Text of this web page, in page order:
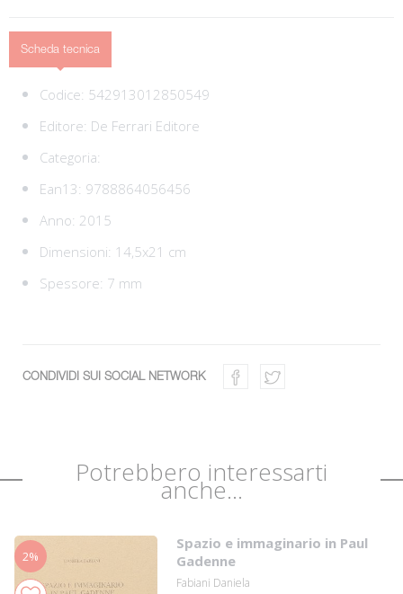
Scheda tecnica
Codice: 542913012850549
Editore: De Ferrari Editore
Categoria:
Ean13: 9788864056456
Anno: 2015
Dimensioni: 14,5x21 cm
Spessore: 7 mm
CONDIVIDI SUI SOCIAL NETWORK
Potrebbero interessarti
anche...
2%
Spazio e immaginario in Paul
Gadenne
Fabiani Daniela